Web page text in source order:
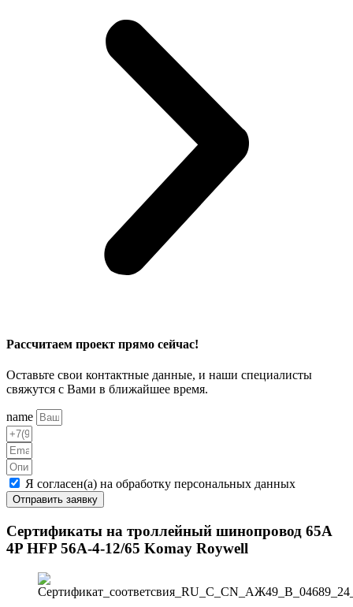
Рассчитаем проект прямо сейчас!
Оставьте свои контактные данные, и наши специалисты
свяжутся с Вами в ближайшее время.
name
Я согласен(а) на обработку персональных данных
Отправить заявку
Сертификаты на троллейный шинопровод 65А
4P HFP 56A-4-12/65 Komay Roywell